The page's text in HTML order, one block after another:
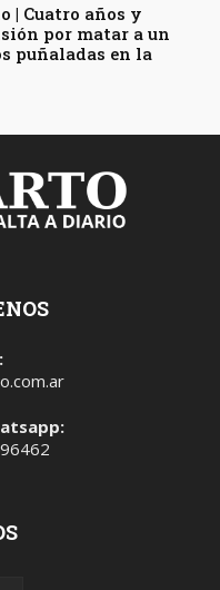
| Cuatro años y
por matar a un
puñaladas en la